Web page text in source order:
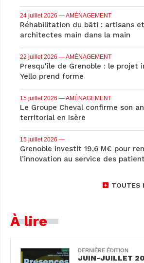
24 juillet 2026 — AMÉNAGEMENT
Réhabilitation du bâti : artisans et
architectes main dans la main
22 juillet 2026 — AMÉNAGEMENT
Presqu'île de Grenoble : le projet
Yello prend forme
15 juillet 2026 — AMÉNAGEMENT
Le Groupe Cheval confirme son
territorial en Isère
15 juillet 2026 —
Grenoble investit 19,6 M€ pour
l’innovation au service des
TOUTES
À lire
DERNIÈRE ÉDITION
JUIN-JUILLET